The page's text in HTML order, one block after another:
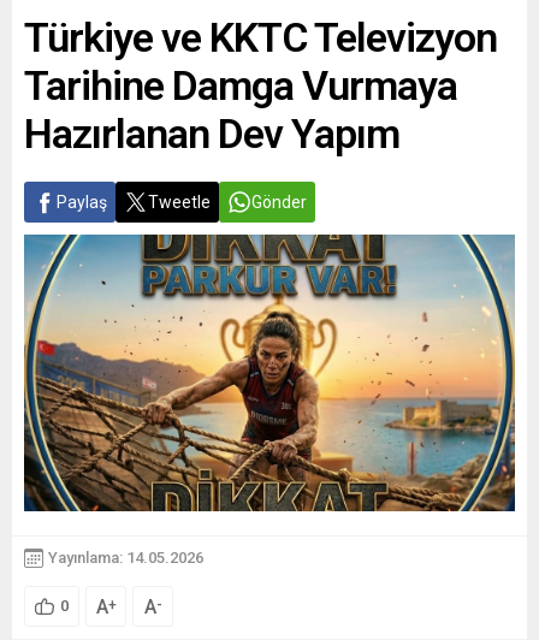
Türkiye ve KKTC Televizyon
Tarihine Damga Vurmaya
Hazırlanan Dev Yapım
Paylaş Tweetle Gönder
Yayınlama: 14.05.2026
0 A+ A-